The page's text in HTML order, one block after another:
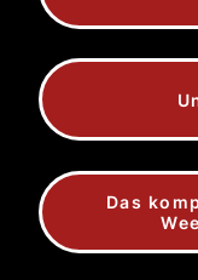
Das